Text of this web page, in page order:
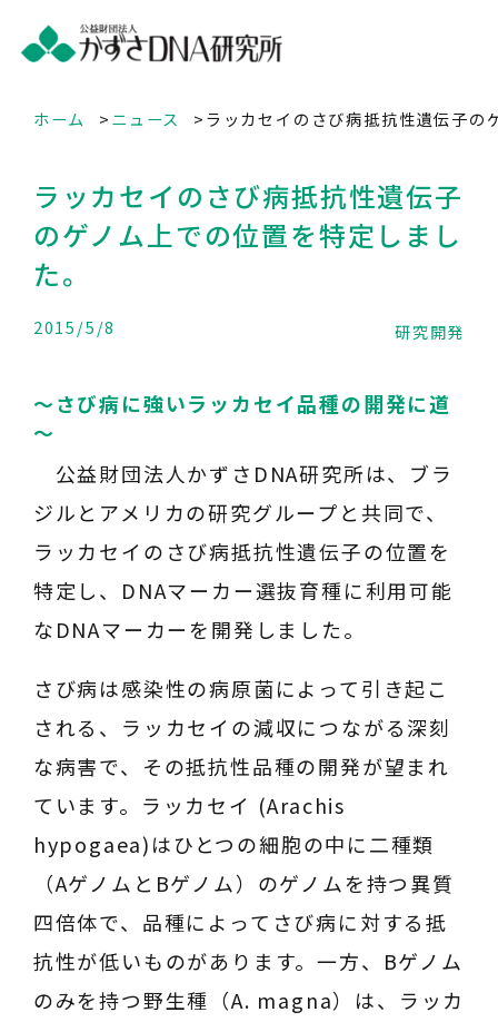
ホーム ニュース ラッカセイのさび病抵抗性遺伝子の
ラッカセイのさび病抵抗性遺伝子
のゲノム上での位置を特定しまし
た。
2015/5/8 研究開発
～さび病に強いラッカセイ品種の開発に道
～
公益財団法人かずさDNA研究所は、ブラ
ジルとアメリカの研究グループと共同で、
ラッカセイのさび病抵抗性遺伝子の位置を
特定し、DNAマーカー選抜育種に利用可能
なDNAマーカーを開発しました。
さび病は感染性の病原菌によって引き起こ
される、ラッカセイの減収につながる深刻
な病害で、その抵抗性品種の開発が望まれ
ています。ラッカセイ (Arachis
hypogaea)はひとつの細胞の中に二種類
（AゲノムとBゲノム）のゲノムを持つ異質
四倍体で、品種によってさび病に対する抵
抗性が低いものがあります。一方、Bゲノム
のみを持つ野生種（A. magna）は、ラッカ